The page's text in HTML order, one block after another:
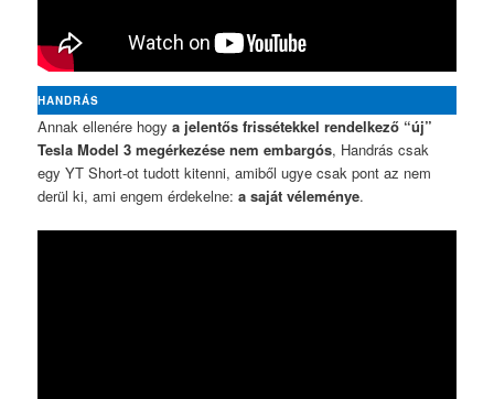
HANDRÁS
Annak ellenére hogya jelentős frissétekkel rendelkező “új”
Tesla Model 3 megérkezése nem embargós, Handrás csak
egy YT Short-ot tudott kitenni, amiből ugye csak pont az nem
derül ki, ami engem érdekelne:a saját véleménye.